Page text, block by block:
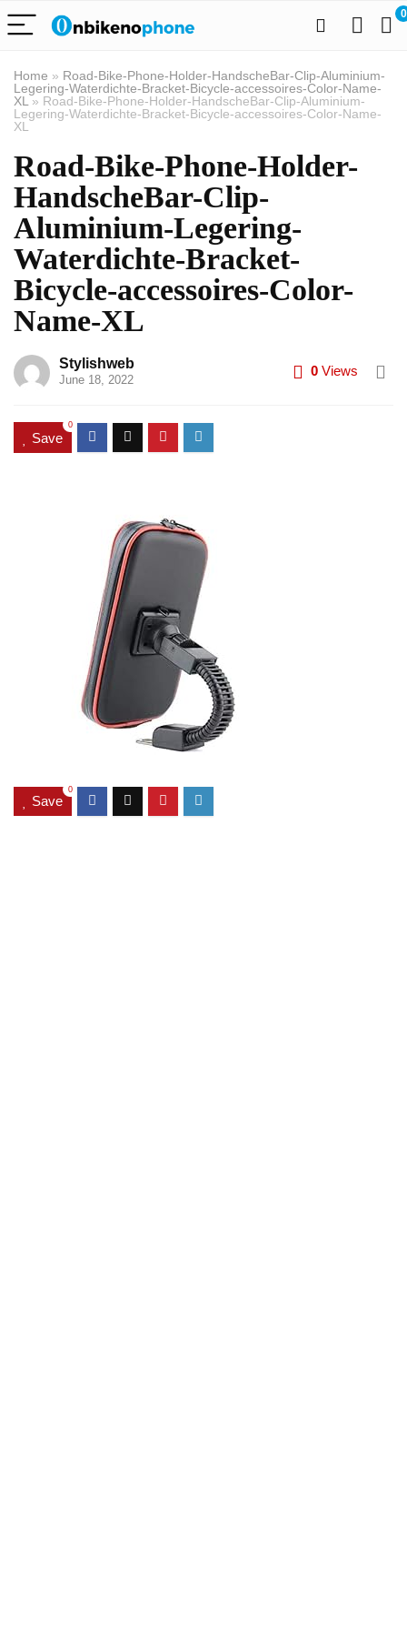
0
Home » Road-Bike-Phone-Holder-HandscheBar-Clip-Aluminium-
Legering-Waterdichte-Bracket-Bicycle-accessoires-Color-Name-
XL » Road-Bike-Phone-Holder-HandscheBar-Clip-Aluminium-
Legering-Waterdichte-Bracket-Bicycle-accessoires-Color-Name-
XL
Road-Bike-Phone-Holder-
HandscheBar-Clip-
Aluminium-Legering-
Waterdichte-Bracket-
Bicycle-accessoires-Color-
Name-XL
Stylishweb
June 18, 2022
0 Views
Save
0
Save
0